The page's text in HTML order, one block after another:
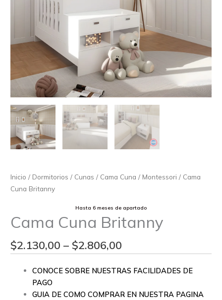
Inicio / Dormitorios / Cunas / Cama Cuna / Montessori / Cama
Cuna Britanny
Hasta 6 meses de apartado
Cama Cuna Britanny
$2.130,00 – $2.806,00
CONOCE SOBRE NUESTRAS FACILIDADES DE
PAGO
GUIA DE COMO COMPRAR EN NUESTRA PAGINA